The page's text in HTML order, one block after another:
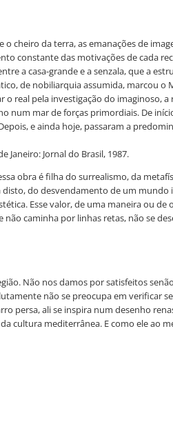
da terra, as emanações de
constante das motivações de cada
a casa-grande e a senzala, que a
de nobiliarquia assumida, marcou
real pela investigação do imaginoso,
mar de forças primordiais. De
e ainda hoje, passaram a
Janeiro: Jornal do Brasil, 1987.
obra é filha do surrealismo, da
do desvendamento de um
Esse valor, de uma maneira ou
caminha por linhas retas, não se
Não nos damos por satisfeitos
não se preocupa em verificar
persa, ali se inspira num desenho
cultura mediterrânea. E como ele ao